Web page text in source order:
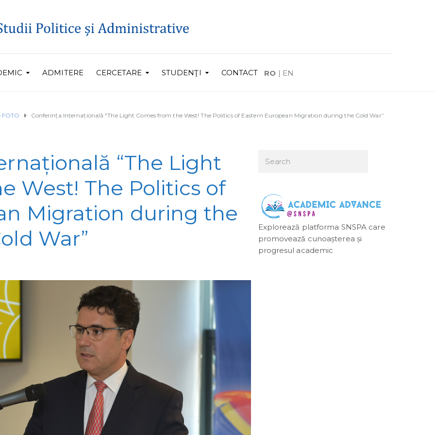
ADMITERE CERCETARE STUDENŢI CONTACT RO | EN
FOTO Conferința Internațională “The Light Comes from the West! The Politics of Eastern European Migration during the Cold War”
“The Light
West! The Politics of
Migration during the
War”
Explorează platforma SNSPA care
promovează cunoașterea și
progresul academic